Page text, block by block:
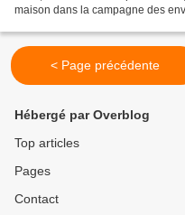
maison dans la campagne des
< Page précédente
Hébergé par Overblog
Top articles
Pages
Contact